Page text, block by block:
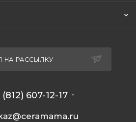
НА РАССЫЛКУ
(812) 607-12-17